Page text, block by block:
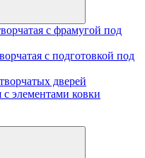
с фрамугой под
с подготовкой под
дверей
с элементами ковки